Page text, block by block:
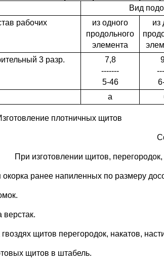
Вид
рабочих
из одного
продольного
элемента
из
3 разр.
7,8
-------
5-46
а
плотничных щитов
При изготовлении щитов,
окорка ранее напиленных по размеру
верстак.
щитов перегородок, накатов,
щитов в штабель.